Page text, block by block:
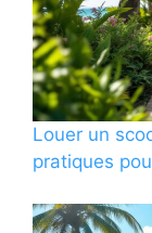
Louer un
pratiques